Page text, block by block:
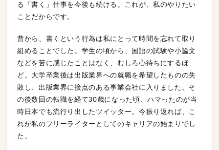
る「書く」仕事を今後も続ける。これが、私のやりたい
ことだからです。
昔から、書くという行為は私にとって時間を忘れて取り
組めることでした。学生の頃から、国語の試験や小論文
などを苦に感じたことはなく、むしろ心待ちにするほ
ど。大学卒業後は出版業界への就職を希望したものの失
敗し、出版業界に接点のある事業会社に入りました。そ
の後数回の転職を経て30歳になった頃、ハマったのが当
時日本でも流行り出したツイッター。今振り返れば、こ
れが私のフリーライターとしてのキャリアの始まりでし
た。